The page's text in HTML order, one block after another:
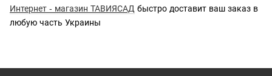
Интернет - магазин ТАВИЯСАД быстро доставит ваш заказ в
любую часть Украины